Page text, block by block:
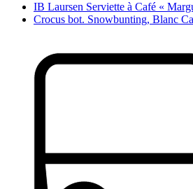
IB Laursen Serviette à Café «
Crocus bot. Snowbunting, Blanc